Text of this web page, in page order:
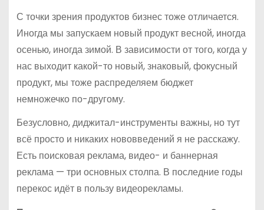
С точки зрения продуктов бизнес тоже отличается.
Иногда мы запускаем новый продукт весной, иногда
осенью, иногда зимой. В зависимости от того, когда у
нас выходит какой-то новый, знаковый, фокусный
продукт, мы тоже распределяем бюджет
немножечко по-другому.
Безусловно, диджитал-инструменты важны, но тут
всё просто и никаких нововведений я не расскажу.
Есть поисковая реклама, видео- и баннерная
реклама — три основных столпа. В последние годы
перекос идёт в пользу видеорекламы.